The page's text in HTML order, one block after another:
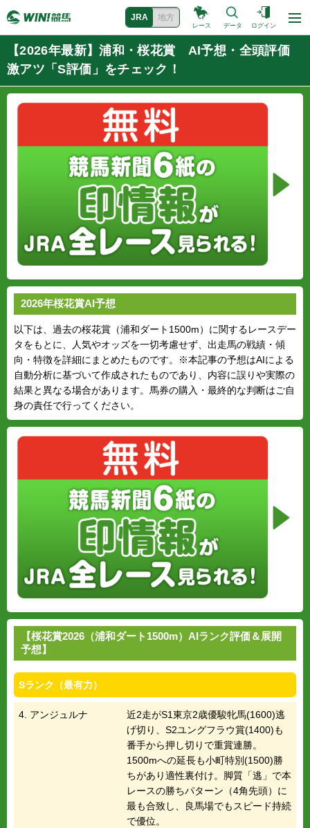
JRA 地方
レース データ ログイン
【2026年最新】浦和・桜花賞 AI予想・全頭評価
激アツ「S評価」をチェック！
2026年桜花賞AI予想
以下は、過去の桜花賞（浦和ダート1500m）に関するレースデー
タをもとに、人気やオッズを一切考慮せず、出走馬の戦績・傾
向・特徴を詳細にまとめたものです。※本記事の予想はAIによる
自動分析に基づいて作成されたものであり、内容に誤りや実際の
結果と異なる場合があります。馬券の購入・最終的な判断はご自
身の責任で行ってください。
【桜花賞2026（浦和ダート1500m）AIランク評価＆展開
予想】
Sランク（最有力）
4. アンジュルナ
近2走がS1東京2歳優駿牝馬(1600)逃
げ切り、S2ユングフラウ賞(1400)も
番手から押し切りで重賞連勝。
1500mへの延長も小町特別(1500)勝
ちがあり適性裏付け。脚質「逃」で本
レースの勝ちパターン（4角先頭）に
最も合致し、良馬場でもスピード持続
で優位。